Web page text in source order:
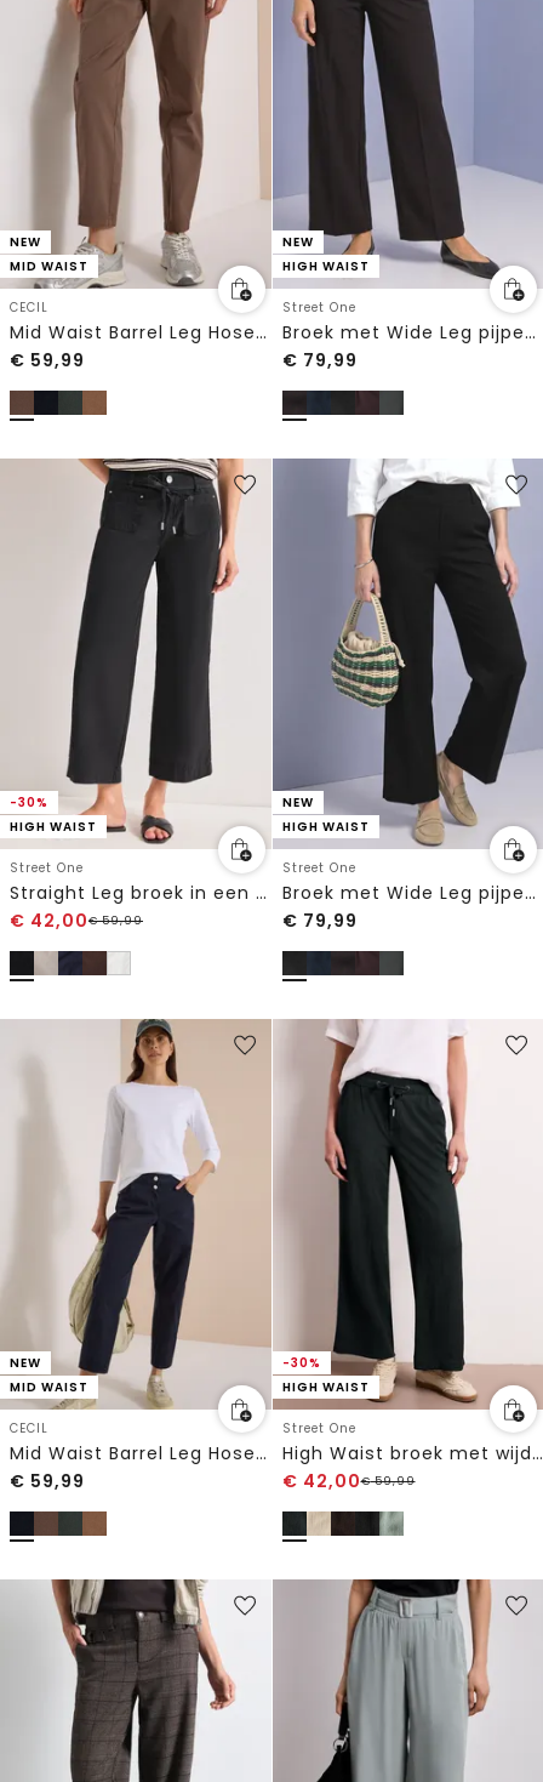
NEW
MID WAIST
CECIL
Mid Waist Barrel Leg Hose im Casual Fit
€ 59,99
NEW
HIGH WAIST
Street One
Broek met Wide Leg pijpen en knoopdetails
€ 79,99
-30%
HIGH WAIST
Street One
Straight Leg broek in een gewassen look
€ 42,00€59,99
NEW
HIGH WAIST
Street One
Broek met Wide Leg pijpen en knoopdetails
€ 79,99
NEW
MID WAIST
CECIL
Mid Waist Barrel Leg Hose im Casual Fit
€ 59,99
-30%
HIGH WAIST
Street One
High Waist broek met wijde pijpen in casual pasvorm
€ 42,00€59,99